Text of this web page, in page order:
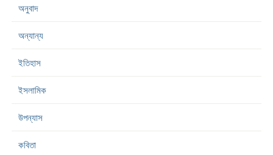
অনুবাদ
অন্যান্য
ইতিহাস
ইসলামিক
উপন্যাস
কবিতা